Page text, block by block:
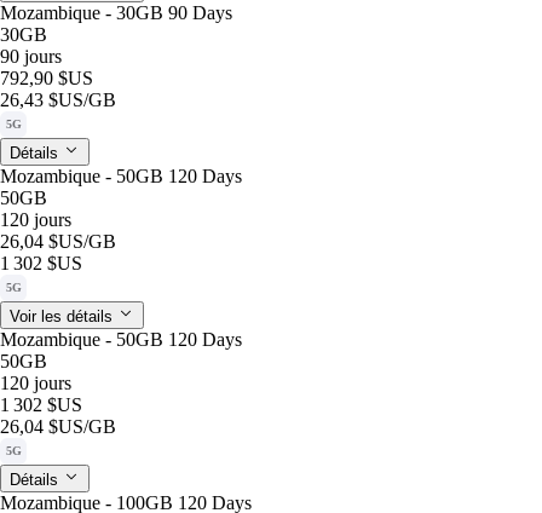
Mozambique - 30GB 90 Days
30GB
90 jours
792,90 $US
26,43 $US/GB
5G
Détails
Mozambique - 50GB 120 Days
50GB
120 jours
26,04 $US/GB
1 302 $US
5G
Voir les détails
Mozambique - 50GB 120 Days
50GB
120 jours
1 302 $US
26,04 $US/GB
5G
Détails
Mozambique - 100GB 120 Days